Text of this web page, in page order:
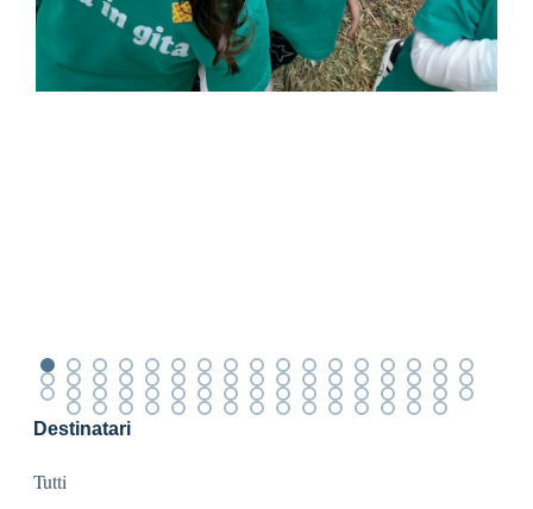
Destinatari
Tutti